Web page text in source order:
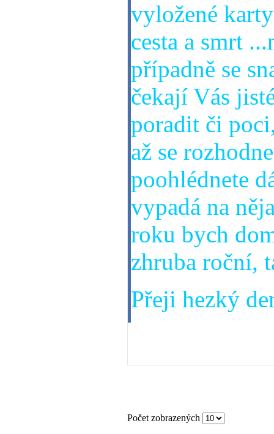
vyložené
cesta a smrt
případně se
čekají Vás
poradit či
až se
poohlédnete
vypadá na
roku bych
zhruba roční,
Přeji hezký
Počet zobrazených